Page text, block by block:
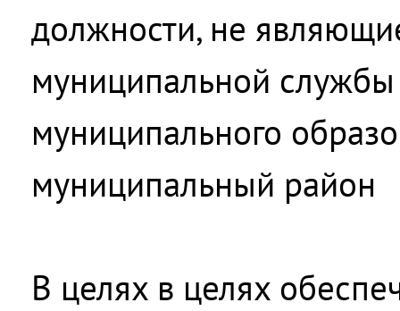
должности, не
муниципальной
муниципального
муниципальный район
В целях в целях